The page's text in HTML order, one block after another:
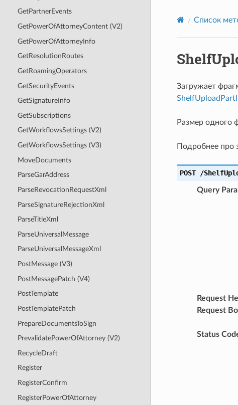
GetPartnerEvents
GetPowerOfAttorneyContent (V2)
GetPowerOfAttorneyInfo
GetResolutionRoutes
GetRoamingOperators
GetSecurityEvents
GetSignatureInfo
GetSubscriptions
GetWorkflowsSettings (V2)
GetWorkflowsSettings (V3)
MoveDocuments
ParseGarAddress
ParseRevocationRequestXml
ParseSignatureRejectionXml
ParseTitleXml
ParseUniversalMessage
ParseUniversalMessageXml
PostMessage (V3)
PostMessagePatch (V4)
PostTemplate
PostTemplatePatch
PrepareDocumentsToSign
PrevalidatePowerOfAttorney (V2)
RecycleDraft
Register
RegisterConfirm
RegisterPowerOfAttorney
Список
Загружает
Размер одного
Подробнее про
POST /
Query
Request
Request
Status